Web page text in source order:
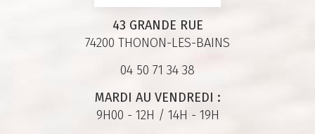
43 GRANDE RUE
74200 THONON-LES-BAINS
04 50 71 34 38
MARDI AU VENDREDI :
9H00 - 12H / 14H - 19H